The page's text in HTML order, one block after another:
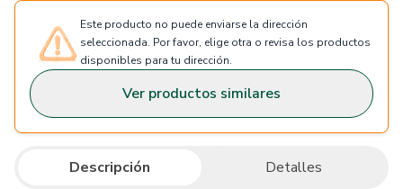
Este producto no puede enviarse la dirección
seleccionada. Por favor, elige otra o revisa los productos
disponibles para tu dirección.
Ver productos similares
Descripción Detalles